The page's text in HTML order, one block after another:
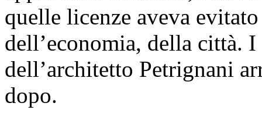
quelle licenze aveva
dell’economia, della città.
dell’architetto Petrignani
dopo.